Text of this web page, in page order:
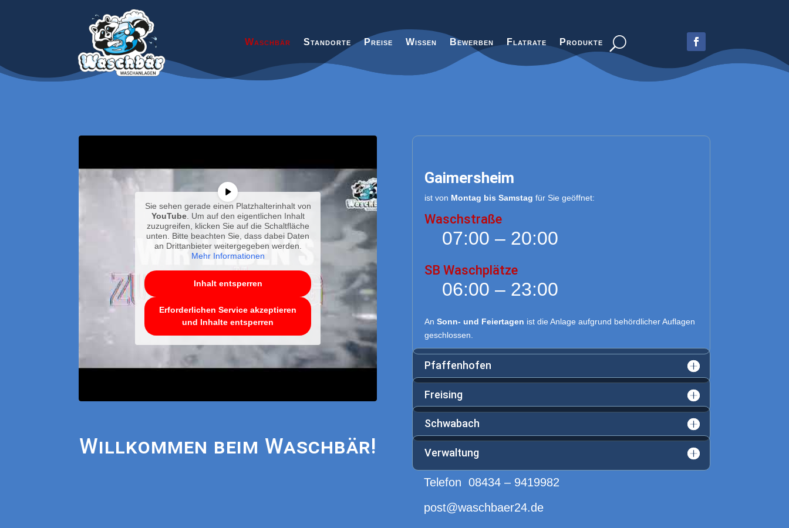
Waschbär Standorte Preise Wissen Bewerben Flatrate Produkte
Sie sehen gerade einen Platzhalterinhalt von
YouTube. Um auf den eigentlichen Inhalt
zuzugreifen, klicken Sie auf die Schaltfläche
unten. Bitte beachten Sie, dass dabei Daten
an Drittanbieter weitergegeben werden.
Mehr Informationen
Inhalt entsperren
Erforderlichen Service akzeptieren
und Inhalte entsperren
Willkommen beim Waschbär!
Gaimersheim
ist von Montag bis Samstag für Sie geöffnet:
Waschstraße
07:00 – 20:00
SB Waschplätze
06:00 – 23:00
An Sonn- und Feiertagen ist die Anlage aufgrund behördlicher Auflagen
geschlossen.
Pfaffenhofen
Freising
Schwabach
Verwaltung
Telefon 08434 – 9419982
post@waschbaer24.de